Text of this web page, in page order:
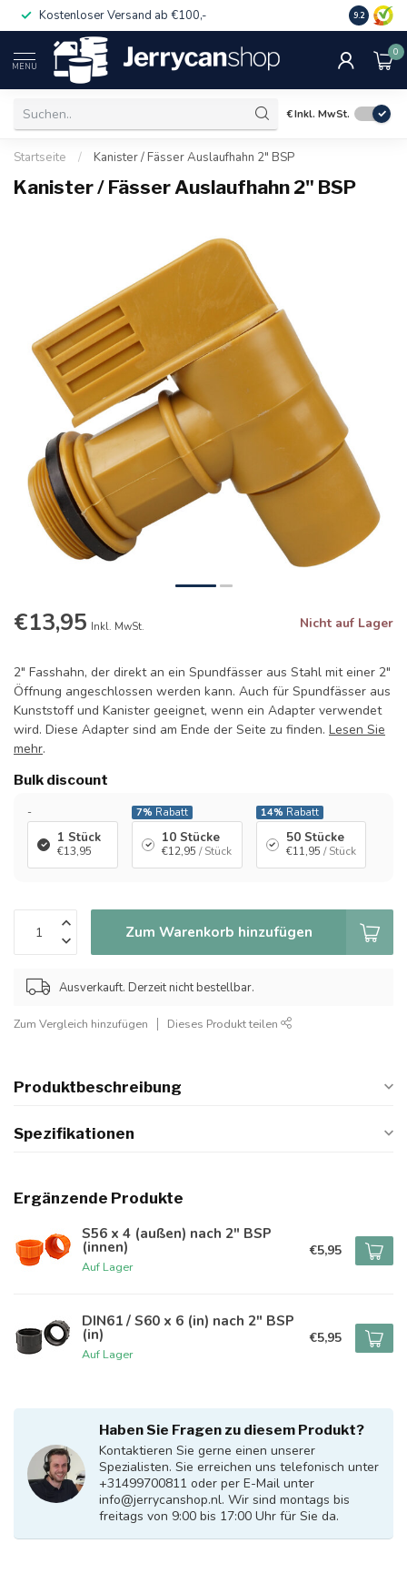
Kostenloser Versand ab €100,- Auch für
9.2
MENU
0
€Inkl. MwSt.
Startseite / Kanister / Fässer Auslaufhahn 2" BSP
Kanister / Fässer Auslaufhahn 2" BSP
€13,95 Inkl. MwSt. Nicht auf Lager
2" Fasshahn, der direkt an ein Spundfässer aus Stahl mit einer 2"
Öffnung angeschlossen werden kann. Auch für Spundfässer aus
Kunststoff und Kanister geeignet, wenn ein Adapter verwendet
wird. Diese Adapter sind am Ende der Seite zu finden. Lesen Sie
mehr.
Bulk discount
-
1 Stück
€13,95
7% Rabatt
10 Stücke
€12,95 / Stück
14% Rabatt
50 Stücke
€11,95 / Stück
Zum Warenkorb hinzufügen
Ausverkauft. Derzeit nicht bestellbar.
Zum Vergleich hinzufügen Dieses Produkt teilen
Produktbeschreibung
Spezifikationen
Ergänzende Produkte
S56 x 4 (außen) nach 2" BSP
(innen)
Auf Lager
€5,95
DIN61 / S60 x 6 (in) nach 2" BSP
(in)
Auf Lager
€5,95
Haben Sie Fragen zu diesem Produkt?
Kontaktieren Sie gerne einen unserer
Spezialisten. Sie erreichen uns telefonisch unter
+31499700811 oder per E-Mail unter
info@jerrycanshop.nl. Wir sind montags bis
freitags von 9:00 bis 17:00 Uhr für Sie da.